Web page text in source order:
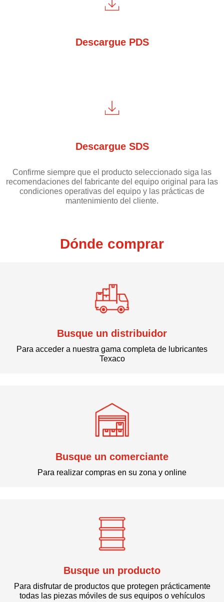
Descargue PDS
Descargue SDS
Confirme siempre que el producto seleccionado siga las
recomendaciones del fabricante del equipo original para las
condiciones operativas del equipo y las prácticas de
mantenimiento del cliente.
Dónde comprar
Busque un distribuidor
Para acceder a nuestra gama completa de lubricantes
Texaco
Busque un comerciante
Para realizar compras en su zona y online
Busque un producto
Para disfrutar de productos que protegen prácticamente
todas las piezas móviles de sus equipos o vehículos